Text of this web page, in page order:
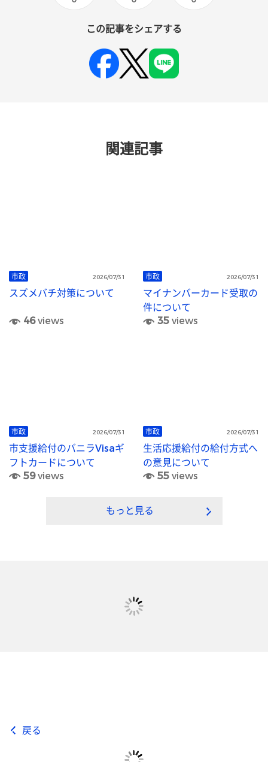
この記事をシェアする
関連記事
市政 2026/07/31
スズメバチ対策について
46views
市政 2026/07/31
マイナンバーカード受取の
件について
35views
市政 2026/07/31
市支援給付のバニラVisaギ
フトカードについて
59views
市政 2026/07/31
生活応援給付の給付方式へ
の意見について
55views
もっと見る
戻る